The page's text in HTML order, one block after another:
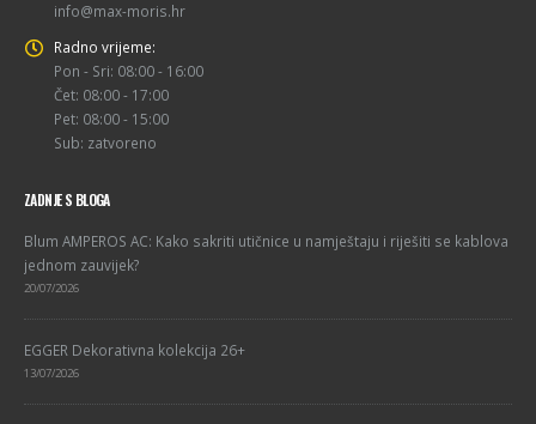
info@max-moris.hr
Radno vrijeme:
Pon - Sri: 08:00 - 16:00
Čet: 08:00 - 17:00
Pet: 08:00 - 15:00
Sub: zatvoreno
ZADNJE S BLOGA
Blum AMPEROS AC: Kako sakriti utičnice u namještaju i riješiti se kablova
jednom zauvijek?
20/07/2026
EGGER Dekorativna kolekcija 26+
13/07/2026